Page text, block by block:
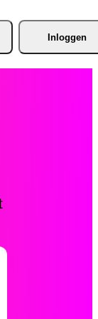
Inloggen